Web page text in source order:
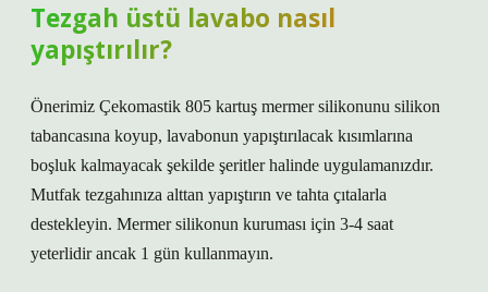
Tezgah üstü lavabo nasıl
yapıştırılır?
Önerimiz Çekomastik 805 kartuş mermer silikonunu silikon
tabancasına koyup, lavabonun yapıştırılacak kısımlarına
boşluk kalmayacak şekilde şeritler halinde uygulamanızdır.
Mutfak tezgahınıza alttan yapıştırın ve tahta çıtalarla
destekleyin. Mermer silikonun kuruması için 3-4 saat
yeterlidir ancak 1 gün kullanmayın.